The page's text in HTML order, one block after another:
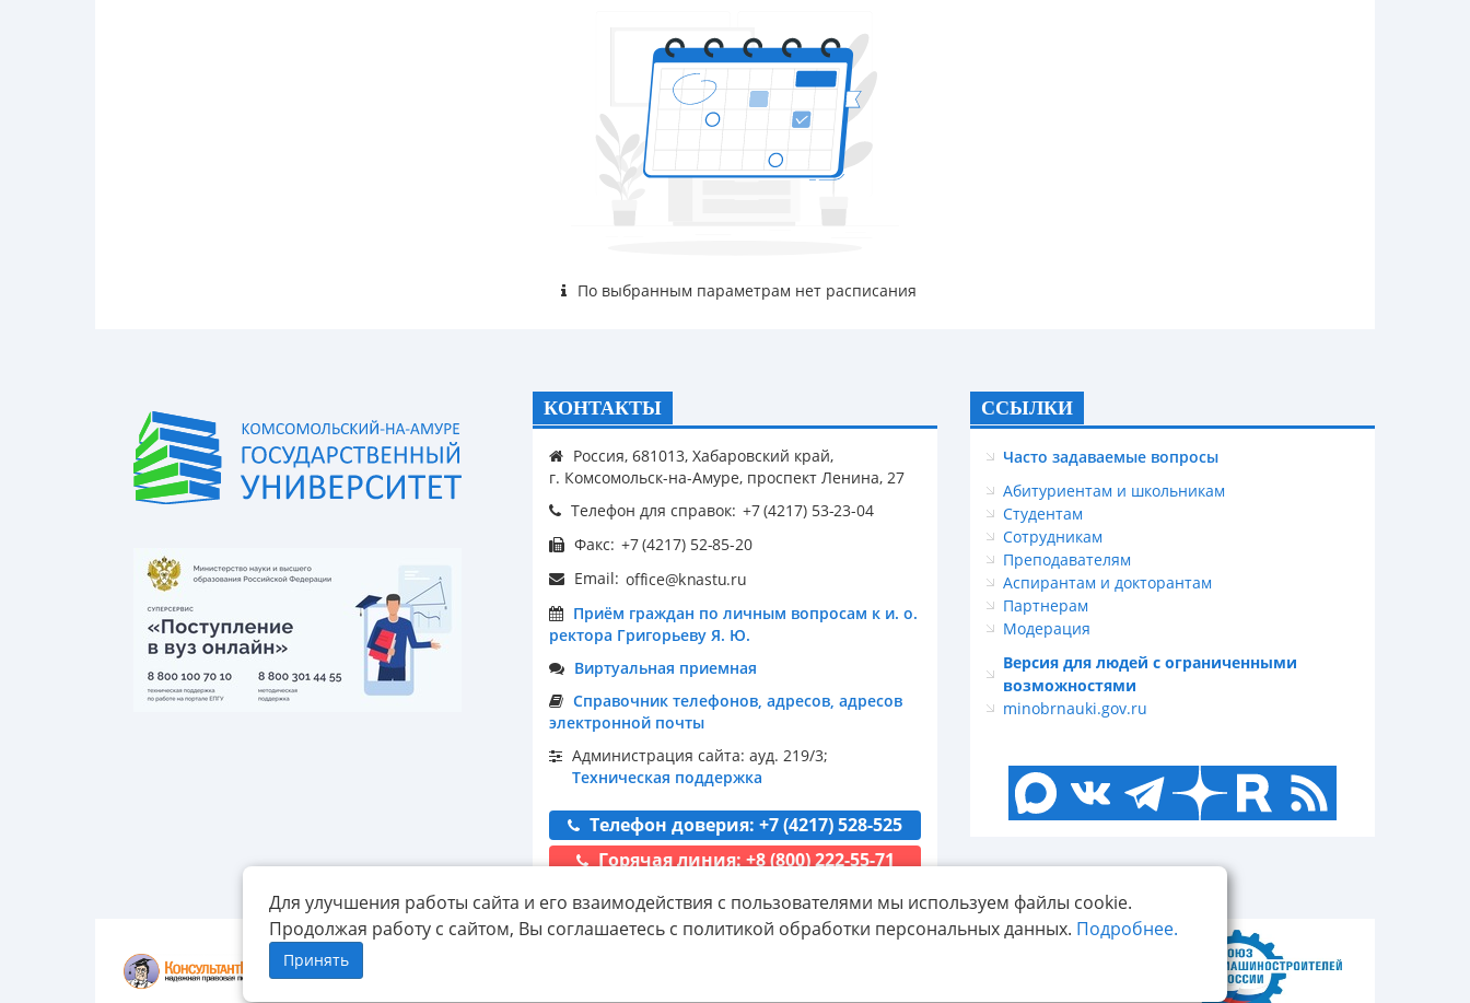
По выбранным параметрам нет расписания
Для улучшения работы сайта и его взаимодействия с пользователями мы используем файлы cookie.
Продолжая работу с сайтом, Вы соглашаетесь с политикой обработки персональных данных. Подробнее.
Принять
КОНТАКТЫ
Россия, 681013, Хабаровский край,
г. Комсомольск-на-Амуре, проспект Ленина, 27
Телефон для справок:
Факс:
Email:
Приём граждан по личным вопросам к и. о.
ректора Григорьеву Я. Ю.
Виртуальная приемная
Справочник телефонов, адресов, адресов
электронной почты
Администрация сайта: ауд. 219/3;
Техническая поддержка
Телефон доверия: +7 (4217) 528-525
Горячая линия: +8 (800) 222-55-71
ССЫЛКИ
Часто задаваемые вопросы
Абитуриентам и школьникам
Студентам
Сотрудникам
Преподавателям
Аспирантам и докторантам
Партнерам
Модерация
Версия для людей с ограниченными
возможностями
minobrnauki.gov.ru